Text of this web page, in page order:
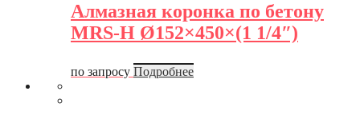
Алмазная коронка по бетону
MRS-H Ø152×450×(1 1/4″)
по запросу Подробнее